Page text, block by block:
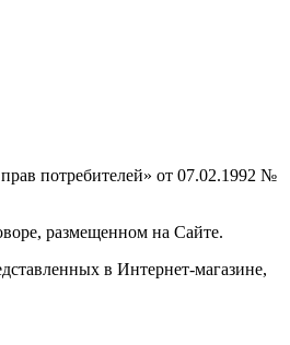
потребителей» от 07.02.1992 №
размещенном на Сайте.
в Интернет-магазине,